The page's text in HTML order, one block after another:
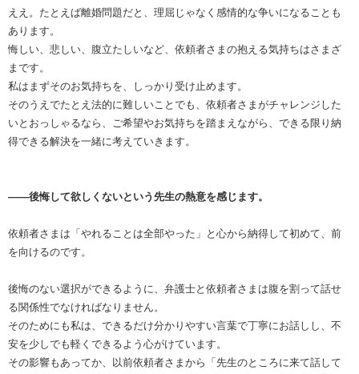
ええ。たとえば離婚問題だと、理屈じゃなく感情的な争いになることも
あります。
悔しい、悲しい、腹立たしいなど、依頼者さまの抱える気持ちはさまざ
まです。
私はまずそのお気持ちを、しっかり受け止めます。
そのうえでたとえ法的に難しいことでも、依頼者さまがチャレンジした
いとおっしゃるなら、ご希望やお気持ちを踏まえながら、できる限り納
得できる解決を一緒に考えていきます。
――後悔して欲しくないという先生の熱意を感じます。
依頼者さまは「やれることは全部やった」と心から納得して初めて、前
を向けるのです。
後悔のない選択ができるように、弁護士と依頼者さまは腹を割って話せ
る関係性でなければなりません。
そのためにも私は、できるだけ分かりやすい言葉で丁寧にお話しし、不
安を少しでも軽くできるよう心がけています。
その影響もあってか、以前依頼者さまから「先生のところに来て話して